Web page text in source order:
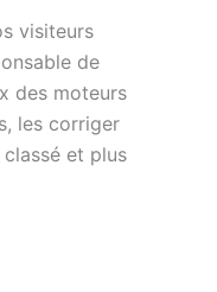
visiteurs
de
des moteurs
les corriger
et plus